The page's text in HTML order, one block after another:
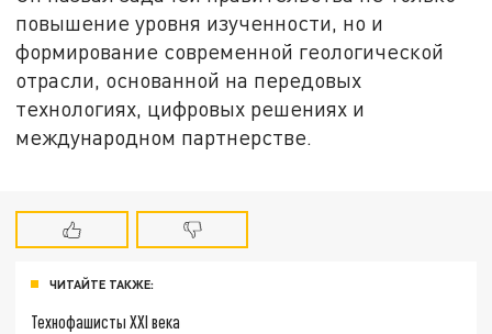
повышение уровня изученности, но и
формирование современной геологической
отрасли, основанной на передовых
технологиях, цифровых решениях и
международном партнерстве.
ЧИТАЙТЕ ТАКЖЕ:
Технофашисты XXI века